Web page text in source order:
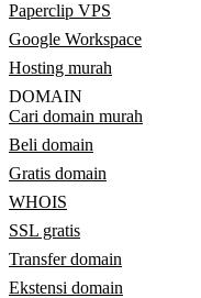
Paperclip VPS
Google Workspace
Hosting murah
DOMAIN
Cari domain murah
Beli domain
Gratis domain
WHOIS
SSL gratis
Transfer domain
Ekstensi domain